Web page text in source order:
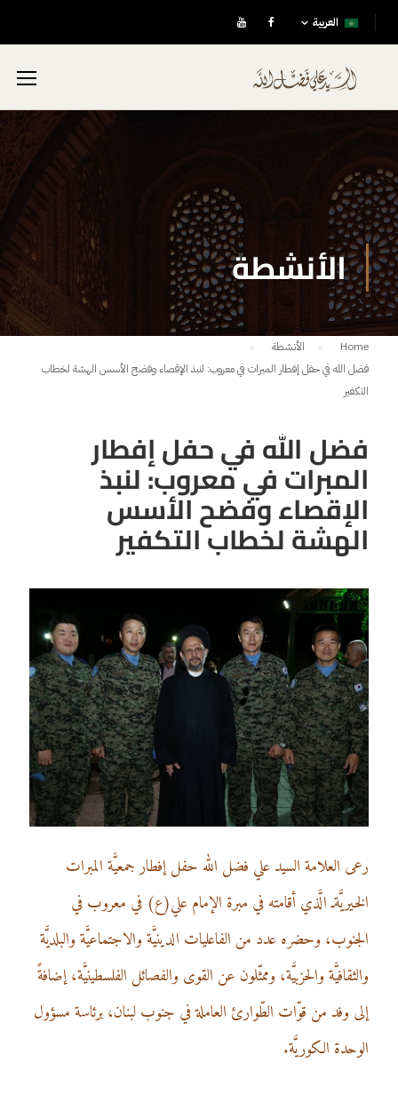
العربية
الأنشطة
Home
الأنشطة
فضل الله في حفل إفطار المبرات في معروب: لنبذ الإقصاء وفضح الأسس الهشة لخطاب
التكفير
فضل الله في حفل إفطار
المبرات في معروب: لنبذ
الإقصاء وفضح الأسس
الهشة لخطاب التكفير
رعى العلامة السيد علي فضل الله حفل إفطار جمعيَّة المبرات
الخيريَّةـ الَّذي أقامته في مبرة الإمام علي(ع) في معروب في
الجنوب، وحضره عدد من الفاعليات الدينيَّة والاجتماعيَّة والبلديَّة
والثقافيَّة والحزبيَّة، وممثّلون عن القوى والفصائل الفلسطينيَّة، إضافةً
إلى وفد من قوّات الطّوارئ العاملة في جنوب لبنان، برئاسة مسؤول
الوحدة الكوريَّة.